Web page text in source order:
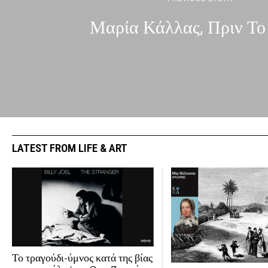
Μαρία Κάλλας, Πριν Το
LATEST FROM LIFE & ART
Το τραγούδι-ύμνος κατά της βίας